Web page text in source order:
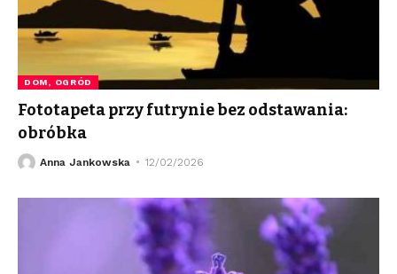
DOM, OGRÓD
Fototapeta przy futrynie bez odstawania:
obróbka
Anna Jankowska 12/02/2026